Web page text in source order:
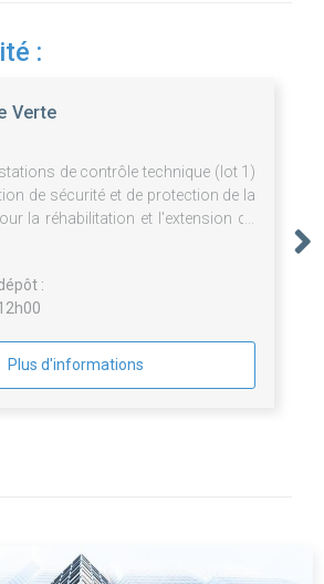
:
Verte
de contrôle technique (lot 1)
de sécurité et de protection de la
la réhabilitation et l'extension du
:
Plus d'informations